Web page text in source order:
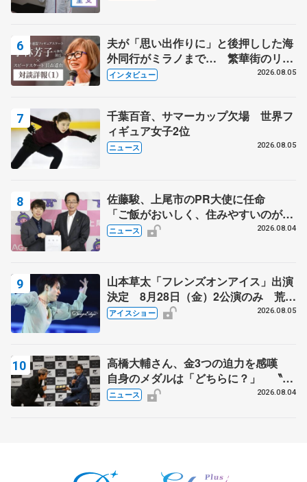
夫が「思い出作りに」と後押しした海
外同行がミラノまで… 繁華街のリン
クでは不良のお兄さんも味方に 小林
インタビュー 2026.08.05
千葉百音、サマーカップ欠場 世界フ
ィギュア女子2位
ニュース 2026.08.05
佐藤駿、上尾市のPR大使に任命
「ご飯がおいしく、住みやすいのが魅
力」
ニュース 2026.08.04
山本草太「フレンズオンアイス」出演
決定 8月28日（金）2公演のみ 荒川
静香さんプロデュース、20周年のアイ
アイスショー 2026.08.05
高橋大輔さん、金3つの迫力を感嘆
自身のメダルは「どちらに？」 〝リ
ス兄弟〟オリンピック3連覇の野村忠
ニュース 2026.08.04